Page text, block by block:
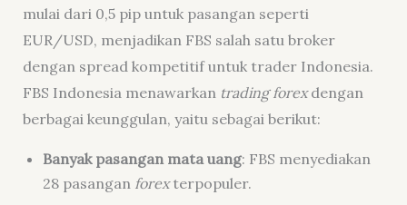
mulai dari 0,5 pip untuk pasangan seperti
EUR/USD, menjadikan FBS salah satu broker
dengan spread kompetitif untuk trader Indonesia.
FBS Indonesia menawarkan trading forexdengan
berbagai keunggulan, yaitu sebagai berikut:
Banyak pasangan mata uang: FBS menyediakan
28 pasangan forexterpopuler.